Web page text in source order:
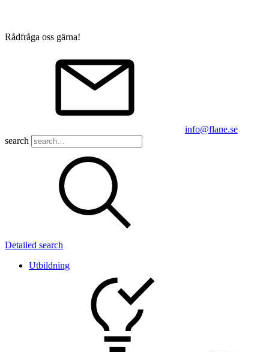
Rådfråga oss gärna!
info@flane.se
search
Detailed search
Utbildning